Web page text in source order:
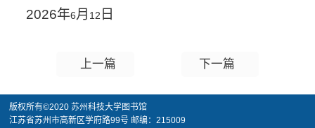
2026年6月 12 日
上一篇 下一篇
版权所有©2020 苏州科技大学图书馆
江苏省苏州市高新区学府路99号 邮编：215009